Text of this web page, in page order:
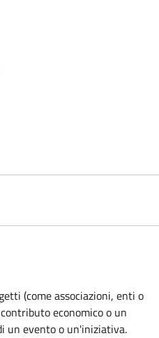
(come associazioni, enti o
economico o un
un evento o un'iniziativa.